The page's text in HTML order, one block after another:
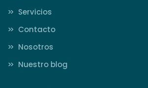
>>
Servicios
>>
Contacto
>>
Nosotros
>>
Nuestro blog